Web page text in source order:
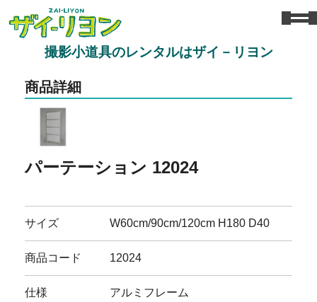
撮影小道具のレンタルはザイ－リヨン
商品詳細
パーテーション 12024
サイズ W60cm/90cm/120cm H180 D40
商品コード 12024
仕様
アルミフレーム